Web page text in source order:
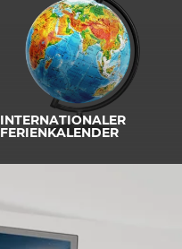
INTERNATIONALER
FERIENKALENDER